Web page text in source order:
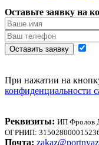
Оставьте заявку на
Оставить заявку
При нажатии на
конфиденциальности
Реквизиты: ИП Фролов
ОГРНИП:
Почта: